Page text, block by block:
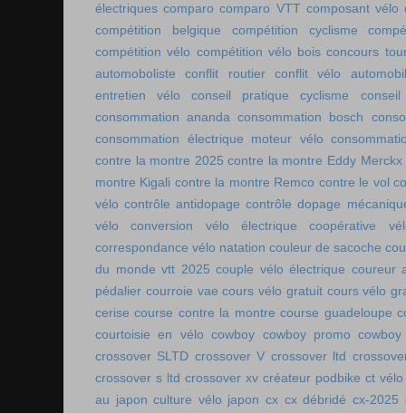
électriques comparo comparo VTT composant vélo
compétition belgique
compétition cyclisme
compétition vélo compétition vélo bois concours
automoboliste
conflit routier
conflit vélo
entretien vélo
conseil pratique cyclisme
consommation ananda consommation bosch
consommation électrique moteur vélo
contre la montre 2025 contre la montre Eddy Merckx
montre Kigali contre la montre Remco contre le vol
vélo contrôle antidopage contrôle dopage
vélo
conversion vélo électrique
coopérative
correspondance vélo natation couleur de sacoche
du monde vtt 2025 couple vélo électrique coureur
pédalier courroie vae cours vélo gratuit cours vélo
cerise course contre la montre course guadeloupe
courtoisie en vélo cowboy cowboy promo
crossover SLTD crossover V crossover ltd
crossover s ltd crossover xv créateur podbike ct vélo
au japon culture vélo japon cx cx débridé cx-2025